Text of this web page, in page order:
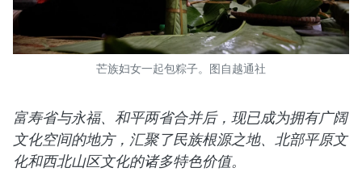
芒族妇女一起包粽子。图自越通社
富寿省与永福、和平两省合并后，现已成为拥有广阔
文化空间的地方，汇聚了民族根源之地、北部平原文
化和西北山区文化的诸多特色价值。